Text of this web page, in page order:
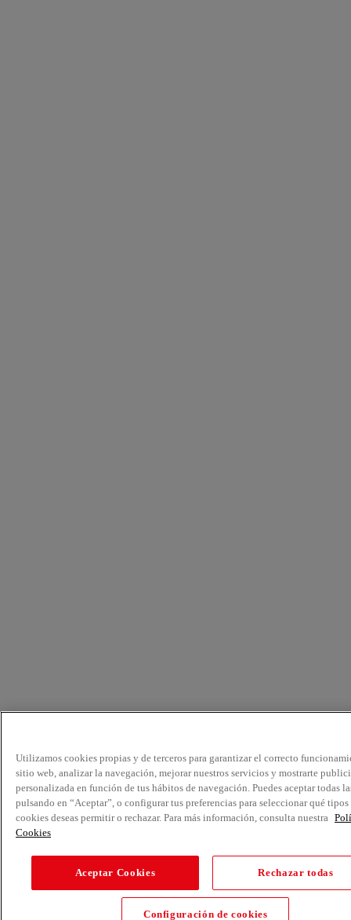
Utilizamos cookies propias y de terceros para garantizar el correcto
sitio web, analizar la navegación, mejorar nuestros servicios y mostrarte
personalizada en función de tus hábitos de navegación. Puedes aceptar todas
pulsando en “Aceptar”, o configurar tus preferencias para seleccionar qué tipos
cookies deseas permitir o rechazar. Para más información, consulta nuestra
Cookies
Aceptar Cookies Rechazar todas
Configuración de cookies